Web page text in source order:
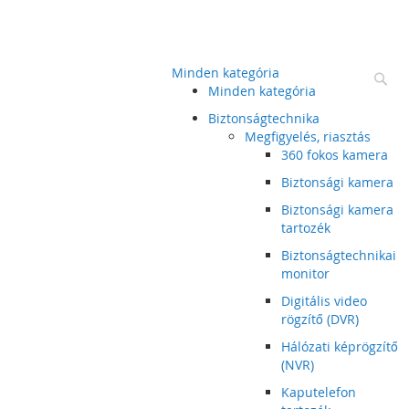
Minden kategória
Minden kategória
Biztonságtechnika
Megfigyelés, riasztás
360 fokos kamera
Biztonsági kamera
Biztonsági kamera
tartozék
Biztonságtechnikai
monitor
Digitális video
rögzítő (DVR)
Hálózati képrögzítő
(NVR)
Kaputelefon